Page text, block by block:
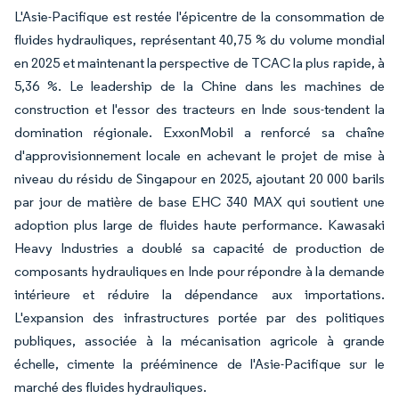
L'Asie-Pacifique est restée l'épicentre de la consommation de
fluides hydrauliques, représentant 40,75 % du volume mondial
en 2025 et maintenant la perspective de TCAC la plus rapide, à
5,36 %. Le leadership de la Chine dans les machines de
construction et l'essor des tracteurs en Inde sous-tendent la
domination régionale. ExxonMobil a renforcé sa chaîne
d'approvisionnement locale en achevant le projet de mise à
niveau du résidu de Singapour en 2025, ajoutant 20 000 barils
par jour de matière de base EHC 340 MAX qui soutient une
adoption plus large de fluides haute performance. Kawasaki
Heavy Industries a doublé sa capacité de production de
composants hydrauliques en Inde pour répondre à la demande
intérieure et réduire la dépendance aux importations.
L'expansion des infrastructures portée par des politiques
publiques, associée à la mécanisation agricole à grande
échelle, cimente la prééminence de l'Asie-Pacifique sur le
marché des fluides hydrauliques.